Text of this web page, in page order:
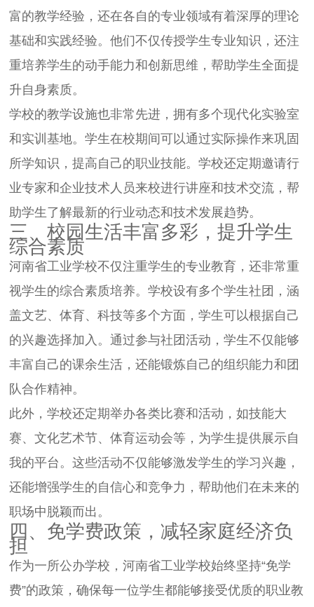
富的教学经验，还在各自的专业领域有着深厚的理论
基础和实践经验。他们不仅传授学生专业知识，还注
重培养学生的动手能力和创新思维，帮助学生全面提
升自身素质。
学校的教学设施也非常先进，拥有多个现代化实验室
和实训基地。学生在校期间可以通过实际操作来巩固
所学知识，提高自己的职业技能。学校还定期邀请行
业专家和企业技术人员来校进行讲座和技术交流，帮
助学生了解最新的行业动态和技术发展趋势。
三、校园生活丰富多彩，提升学生
综合素质
河南省工业学校不仅注重学生的专业教育，还非常重
视学生的综合素质培养。学校设有多个学生社团，涵
盖文艺、体育、科技等多个方面，学生可以根据自己
的兴趣选择加入。通过参与社团活动，学生不仅能够
丰富自己的课余生活，还能锻炼自己的组织能力和团
队合作精神。
此外，学校还定期举办各类比赛和活动，如技能大
赛、文化艺术节、体育运动会等，为学生提供展示自
我的平台。这些活动不仅能够激发学生的学习兴趣，
还能增强学生的自信心和竞争力，帮助他们在未来的
职场中脱颖而出。
四、免学费政策，减轻家庭经济负
担
作为一所公办学校，河南省工业学校始终坚持“免学
费”的政策，确保每一位学生都能够接受优质的职业教